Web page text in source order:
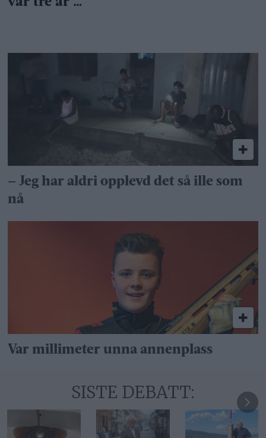
– Jeg har aldri opplevd det så ille som
nå
Var millimeter unna annenplass
SISTE DEBATT: